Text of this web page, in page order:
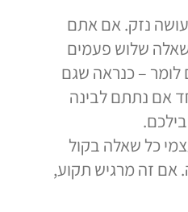
נזק. אם אתם
שלוש פעמים
לומר – כנראה שגם
אם נתתם לבינה
כל שאלה בקול
אם זה מרגיש תקוע,